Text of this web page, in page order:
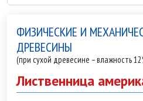
ФИЗИЧЕСКИЕ И
ДРЕВЕСИНЫ
(при сухой древесине – влажность
Лиственница